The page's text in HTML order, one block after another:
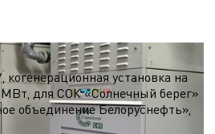
ГТУ
установка на
МВт, для СОК «Солнечный берег»
объединение Белоруснефть»,